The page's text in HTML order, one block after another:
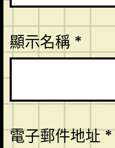
顯示名稱 *
電子郵件地址*